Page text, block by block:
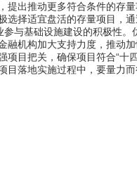
出推动更多符合条件的存量
选择适宜盘活的存量项目
与基础设施建设的积极性
机构加大支持力度，推动
目把关，确保项目符合“
落地实施过程中，要量力